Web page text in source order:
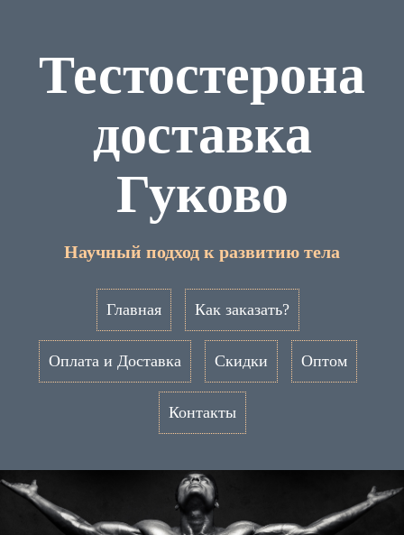
Тестостерона
доставка
Гуково
Научный подход к развитию тела
Главная Как заказать?
Оплата и Доставка Скидки Оптом
Контакты